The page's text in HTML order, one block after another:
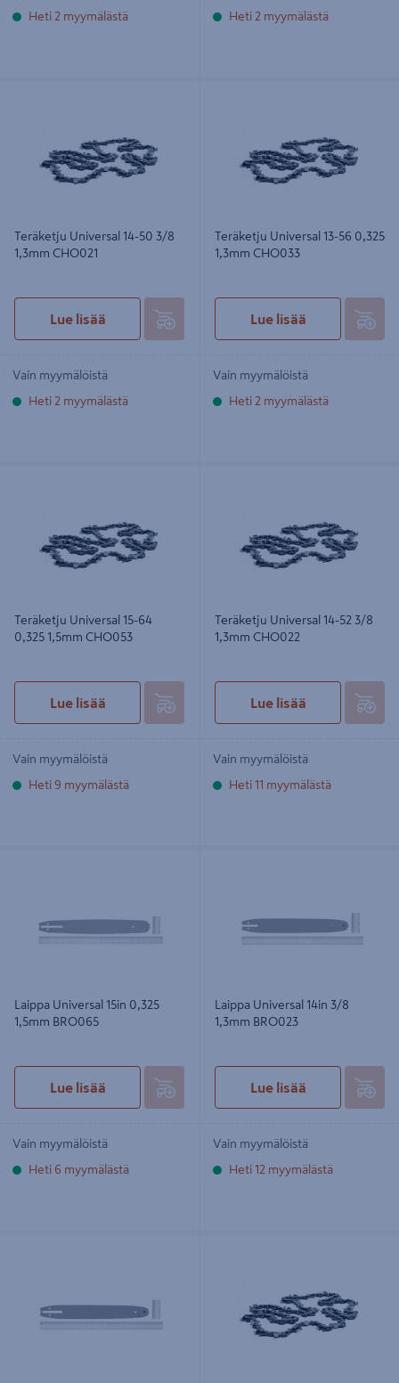
Heti 2 myymälästä Heti 2 myymälästä
Teräketju Universal 14-50 3/8
1,3mm CHO021
Lue lisää
Vain myymälöistä
Heti 2 myymälästä
Teräketju Universal 13-56 0,325
1,3mm CHO033
Lue lisää
Vain myymälöistä
Heti 2 myymälästä
Teräketju Universal 15-64
0,325 1,5mm CHO053
Lue lisää
Vain myymälöistä
Heti 9 myymälästä
Teräketju Universal 14-52 3/8
1,3mm CHO022
Lue lisää
Vain myymälöistä
Heti 11 myymälästä
Laippa Universal 15in 0,325
1,5mm BRO065
Lue lisää
Vain myymälöistä
Heti 6 myymälästä
Laippa Universal 14in 3/8
1,3mm BRO023
Lue lisää
Vain myymälöistä
Heti 12 myymälästä